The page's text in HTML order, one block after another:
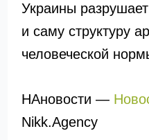
Украины
и саму структуру
человеческой
НАновости —
Nikk.Agency